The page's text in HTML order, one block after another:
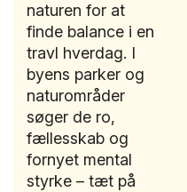
naturen for at
finde balance i en
travl hverdag. I
byens parker og
naturområder
søger de ro,
fællesskab og
fornyet mental
styrke – tæt på